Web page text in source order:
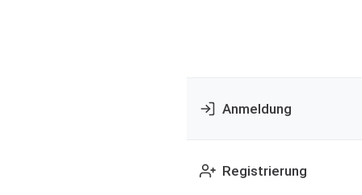
Anmeldung
Registrierung